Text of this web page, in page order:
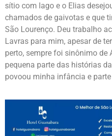
sítio com lago e o Elias
chamados de gaivotas e que
São Lourenço. Deu trabalho
Lavras para mim, apesar de
perto, sempre foi sinônimo de
pequena parte das histórias
povoou minha infância e